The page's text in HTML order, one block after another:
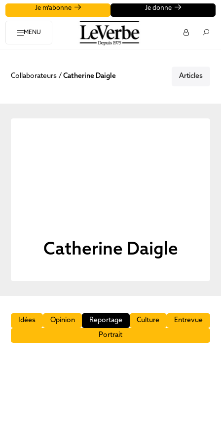
Je m'abonne Je donne
MENU
Collaborateurs Catherine Daigle Articles
Catherine Daigle
Idées Opinion Reportage Culture
Entrevue
Portrait